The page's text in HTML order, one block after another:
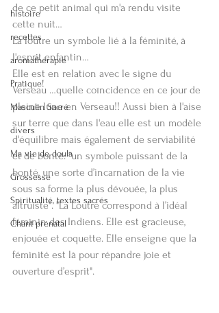
Audios
histoire
recettes
aromathérapie
Pratique!
Masculin Sacré
divers
Ma vie de doula
Grossesse
Spiritualité, textes sacrés
Chant prénatal
de ce petit animal qui m'a rendu visite
cette nuit…
La loutre un symbole lié à la féminité, à
l'esprit enfantin…
Elle est en relation avec le signe du
Verseau …quelle coïncidence en ce jour de
pleine lune en Verseau!! Aussi bien à l'aise
sur terre que dans l'eau elle est un modèle
d'équilibre mais également de serviabilité
et de bonté: "un symbole puissant de la
bonté, une sorte d’incarnation de la vie
sous sa forme la plus dévouée, la plus
altruiste". "La Loutre correspond à l’idéal
féminin des Indiens. Elle est gracieuse,
enjouée et coquette. Elle enseigne que la
féminité est là pour répandre joie et
ouverture d’esprit".